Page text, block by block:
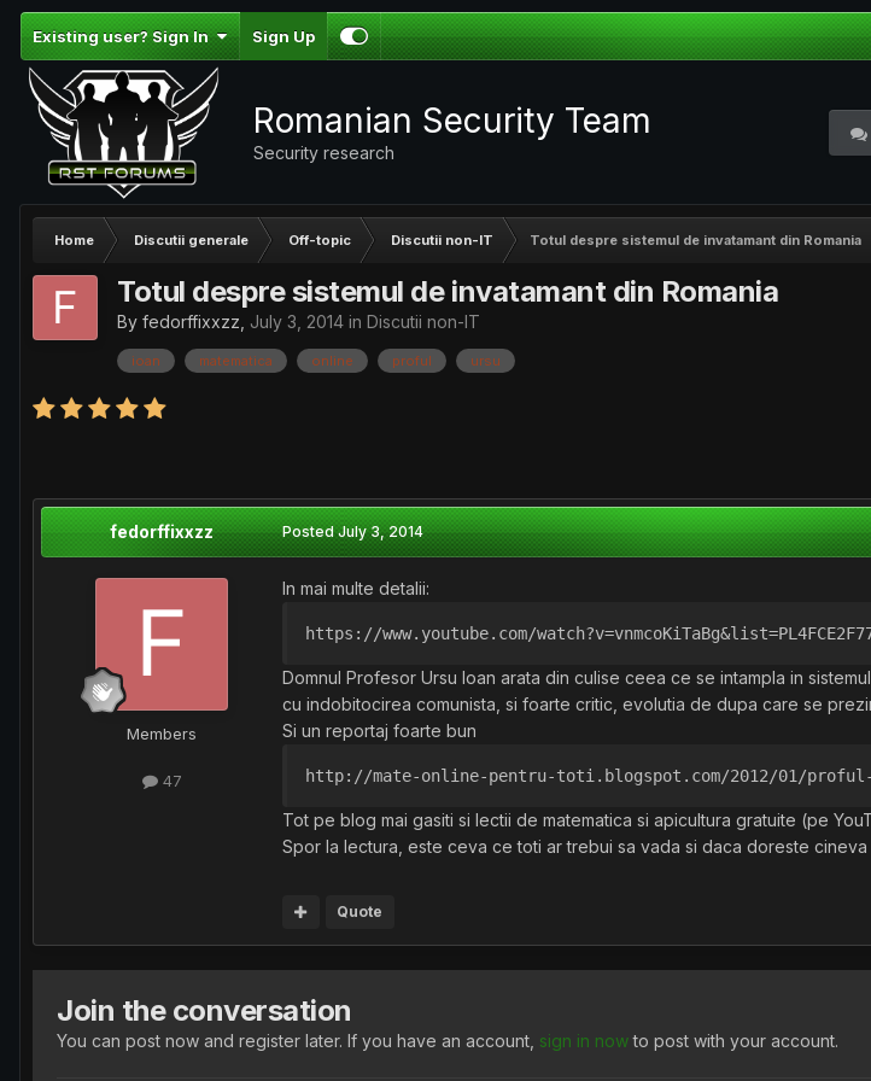
Existing user? Sign In Sign Up
Romanian Security Team
Security research
Home Discutii generale Off-topic Discutii non-IT Totul despre sistemul de invatamant din Romania
Totul despre sistemul de invatamant din Romania
By fedorffixxzz July 3, 2014 in Discutii non-IT
ioan matematica online proful ursu
fedorffixxzz
Members
47
PostedJuly 3, 2014
In mai multe detalii:
https://www.youtube.com/
Domnul Profesor Ursu Ioan arata din culise ceea ce se intampla in
cu indobitocirea comunista, si foarte critic, evolutia de dupa care se
Si un reportaj foarte bun
http://mate-online-pentru-toti.blogspot.com/2012/01/
Tot pe blog mai gasiti si lectii de matematica si apicultura gratuite (pe
Spor la lectura, este ceva ce toti ar trebui sa vada si daca doreste
Quote
Join the conversation
You can post now and register later. If you have an account, sign in nowto post with your account.